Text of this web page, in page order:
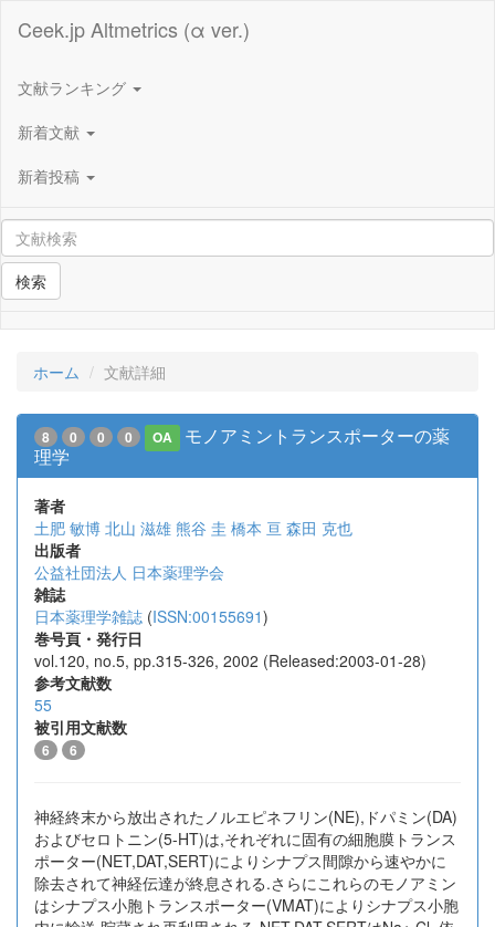
Ceek.jp Altmetrics (α ver.)
文献ランキング
新着文献
新着投稿
検索
ホーム 文献詳細
8 0 0 0 OA
モノアミントランスポーターの薬
理学
著者
土肥 敏博 北山 滋雄 熊谷 圭 橋本 亘 森田 克也
出版者
公益社団法人 日本薬理学会
雑誌
日本薬理学雑誌 (ISSN:00155691)
巻号頁・発行日
vol.120, no.5, pp.315-326, 2002 (Released:2003-01-28)
参考文献数
55
被引用文献数
6 6
神経終末から放出されたノルエピネフリン(NE),ドパミン(DA)
およびセロトニン(5-HT)は,それぞれに固有の細胞膜トランス
ポーター(NET,DAT,SERT)によりシナプス間隙から速やかに
除去されて神経伝達が終息される.さらにこれらのモノアミン
はシナプス小胞トランスポーター(VMAT)によりシナプス小胞